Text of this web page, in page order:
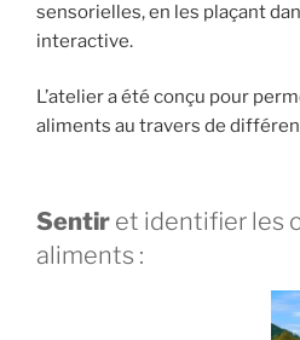
sensorielles, en les plaçant
interactive.
L’atelier a été conçu pour
aliments au travers de
Sentir et identifier les
aliments :